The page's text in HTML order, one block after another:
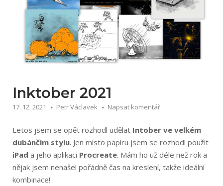
Inktober 2021
17. 12. 2021 Petr Václavek Napsat komentář
Letos jsem se opět rozhodl udělat Intober ve velkém
dubánčím stylu. Jen místo papíru jsem se rozhodl použít
iPad a jeho aplikaci Procreate. Mám ho už déle než rok a
nějak jsem nenašel pořádně čas na kreslení, takže ideální
kombinace!